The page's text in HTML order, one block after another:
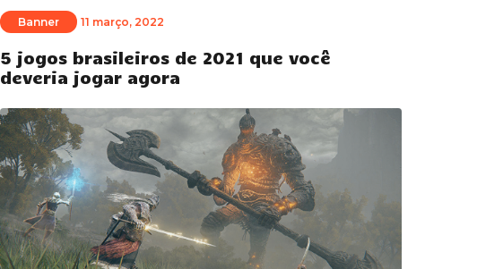
Banner 11 março, 2022
5 jogos brasileiros de 2021 que você
deveria jogar agora